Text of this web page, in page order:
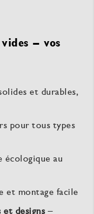
– vos
et durables,
pour tous types
écologique au
et montage facile
designs –